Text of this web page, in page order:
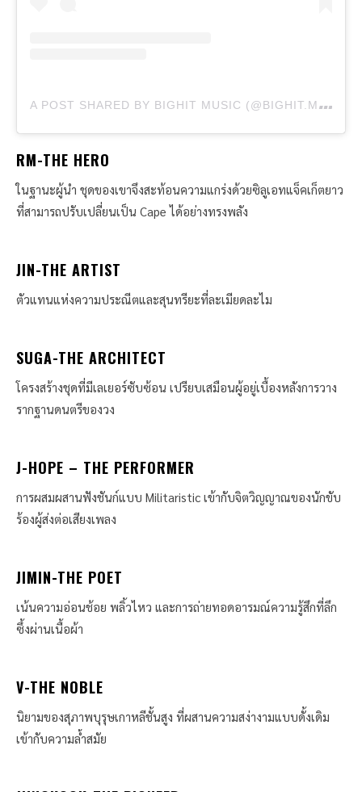
A
POST SHARED BY BIGHIT MUSIC (@BIGHIT.MUSIC)
RM-THE HERO
ในฐานะผู้นำ ชุดของเขาจึงสะท้อนความแกร่งด้วยซิลูเอทแจ็คเก็ตยาว
ที่สามารถปรับเปลี่ยนเป็น Cape ได้อย่างทรงพลัง
JIN-THE ARTIST
ตัวแทนแห่งความประณีตและสุนทรียะที่ละเมียดละไม
SUGA-THE ARCHITECT
โครงสร้างชุดที่มีเลเยอร์ซับซ้อน เปรียบเสมือนผู้อยู่เบื้องหลังการวาง
รากฐานดนตรีของวง
J-HOPE – THE PERFORMER
การผสมผสานฟังชันก์แบบ Militaristic เข้ากับจิตวิญญาณของนักขับ
ร้องผู้ส่งต่อเสียงเพลง
JIMIN-THE POET
เน้นความอ่อนช้อย พลิ้วไหว และการถ่ายทอดอารมณ์ความรู้สึกที่ลึก
ซึ้งผ่านเนื้อผ้า
V-THE NOBLE
นิยามของสุภาพบุรุษเกาหลีชั้นสูง ที่ผสานความสง่างามแบบดั้งเดิม
เข้ากับความล้ำสมัย